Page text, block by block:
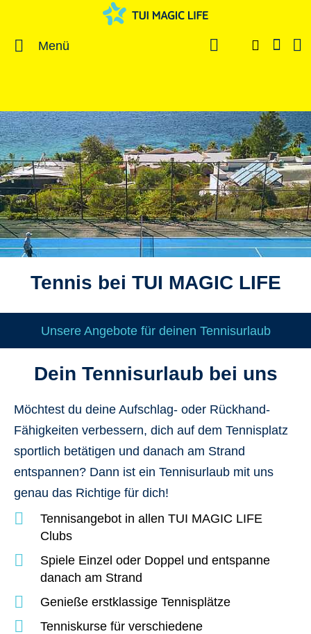
Menü
Tennis bei TUI MAGIC LIFE
Unsere Angebote für deinen Tennisurlaub
Dein Tennisurlaub bei uns
Möchtest du deine Aufschlag- oder Rückhand-
Fähigkeiten verbessern, dich auf dem Tennisplatz
sportlich betätigen und danach am Strand
entspannen? Dann ist ein Tennisurlaub mit uns
genau das Richtige für dich!
Tennisangebot in allen TUI MAGIC LIFE
Clubs
Spiele Einzel oder Doppel und entspanne
danach am Strand
Genieße erstklassige Tennisplätze
Tenniskurse für verschiedene